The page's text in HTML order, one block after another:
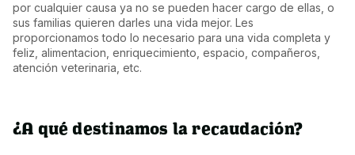
por cualquier causa ya no se pueden hacer cargo de ellas, o
sus familias quieren darles una vida mejor. Les
proporcionamos todo lo necesario para una vida completa y
feliz, alimentacion, enriquecimiento, espacio, compañeros,
atención veterinaria, etc.
¿A qué destinamos la recaudación?